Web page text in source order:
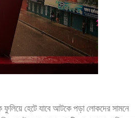
ফুলিয়ে হেটে যাবে আটকে পড়া লোকদের সামনে